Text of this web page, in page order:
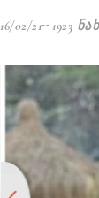
16/02/21 1923